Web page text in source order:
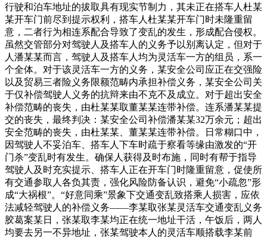
行驶和泊车地址的拔取具有现实节制力，其未正在搭车人杜某
某开车门前尽到提示权利，搭车人杜某某开车门时未隆重留
意，二者行为相连系配合导致了变乱的发生，形成配合侵权。
虽然交管部分对驾驶人及搭车人的义务予以别离认定，但对于
人潘某某而言，驾驶人及搭车人均为灵活车一方的组员，系一
个全体。对于该灵活车一方的义务，某安全公司应正在交强险
以及贸易三者险义务限额范畴内承担补偿义务，某安全公司关
于仅补偿驾驶人义务的抗辩来由不克不及成立。对于超出安全
补偿范畴的丧失，由杜某某取董某某连带补偿。连系潘某某提
交的丧失，最终判决：某安全公司补偿潘某某32万余元；超出
安全范畴的丧失，由杜某某、董某某连带补偿。日常糊口中，
因驾驶人不妥泊车、搭车人下车时疏于察看等缘由激发的“开
门杀”变乱时有发生。确保人获得及时布施，同时有帮于指导
驾驶人及时充实提示、搭车人正在开车门时隆重留意，促使所
有交通参取人各负其责，强化风险防备认识，避免“小疏忽”形
成“大祸根”。“好意同乘”景象下交通变乱致搭乘人损害，应依
法减轻驾驶人的补偿义务——李某取张某灵活车交通变乱义务
胶葛案某日，张某取李某均正在统一地址干活，午饭后，两人
均要去另一不异地址，张某驾驶本人的灵活车顺搭载李某前